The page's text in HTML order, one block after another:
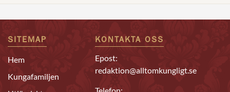
SITEMAP
Hem
Kungafamiljen
KONTAKTA OSS
Epost:
redaktion@alltomkungligt.se